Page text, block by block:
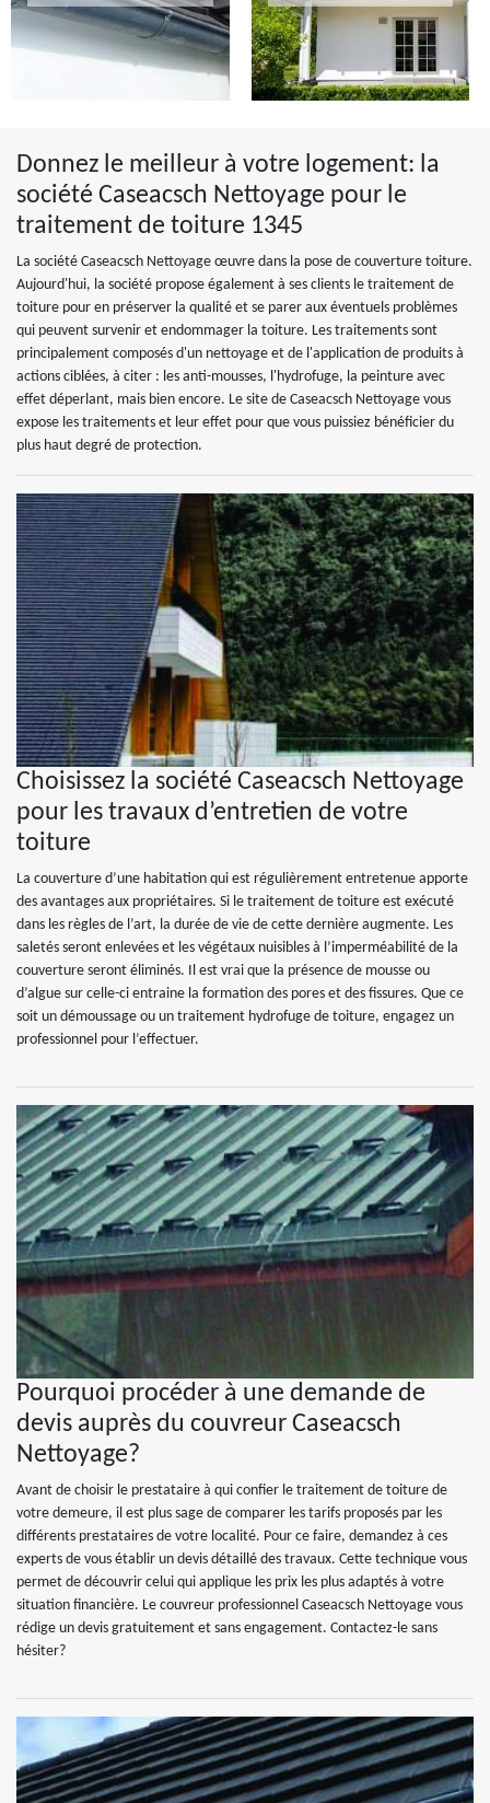
Donnez le meilleur à votre logement: la
société Caseacsch Nettoyage pour le
traitement de toiture 1345
La société Caseacsch Nettoyage œuvre dans la pose de couverture toiture.
Aujourd'hui, la société propose également à ses clients le traitement de
toiture pour en préserver la qualité et se parer aux éventuels problèmes
qui peuvent survenir et endommager la toiture. Les traitements sont
principalement composés d'un nettoyage et de l'application de produits à
actions ciblées, à citer : les anti-mousses, l'hydrofuge, la peinture avec
effet déperlant, mais bien encore. Le site de Caseacsch Nettoyage vous
expose les traitements et leur effet pour que vous puissiez bénéficier du
plus haut degré de protection.
Choisissez la société Caseacsch Nettoyage
pour les travaux d’entretien de votre
toiture
La couverture d’une habitation qui est régulièrement entretenue apporte
des avantages aux propriétaires. Si le traitement de toiture est exécuté
dans les règles de l’art, la durée de vie de cette dernière augmente. Les
saletés seront enlevées et les végétaux nuisibles à l’imperméabilité de la
couverture seront éliminés. Il est vrai que la présence de mousse ou
d’algue sur celle-ci entraine la formation des pores et des fissures. Que ce
soit un démoussage ou un traitement hydrofuge de toiture, engagez un
professionnel pour l’effectuer.
Pourquoi procéder à une demande de
devis auprès du couvreur Caseacsch
Nettoyage?
Avant de choisir le prestataire à qui confier le traitement de toiture de
votre demeure, il est plus sage de comparer les tarifs proposés par les
différents prestataires de votre localité. Pour ce faire, demandez à ces
experts de vous établir un devis détaillé des travaux. Cette technique vous
permet de découvrir celui qui applique les prix les plus adaptés à votre
situation financière. Le couvreur professionnel Caseacsch Nettoyage vous
rédige un devis gratuitement et sans engagement. Contactez-le sans
hésiter?